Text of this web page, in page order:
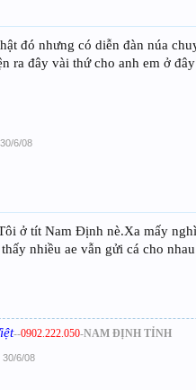
đó nhưng có diễn đàn núa
ra đây vài thứ cho anh em ở
30/6/08
ở tít Nam Định nè.Xa mấy
nhiều ae vẫn gửi cá cho
--0902.222.050-NAM ĐỊNH TỈNH
30/6/08